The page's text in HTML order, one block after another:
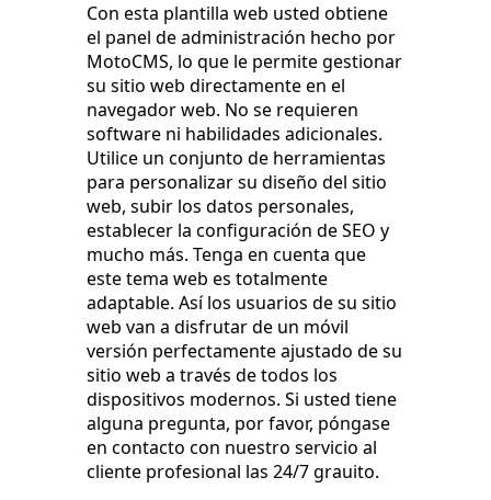
Con esta plantilla web usted obtiene
el panel de administración hecho por
MotoCMS, lo que le permite gestionar
su sitio web directamente en el
navegador web. No se requieren
software ni habilidades adicionales.
Utilice un conjunto de herramientas
para personalizar su diseño del sitio
web, subir los datos personales,
establecer la configuración de SEO y
mucho más. Tenga en cuenta que
este tema web es totalmente
adaptable. Así los usuarios de su sitio
web van a disfrutar de un móvil
versión perfectamente ajustado de su
sitio web a través de todos los
dispositivos modernos. Si usted tiene
alguna pregunta, por favor, póngase
en contacto con nuestro servicio al
cliente profesional las 24/7 grauito.